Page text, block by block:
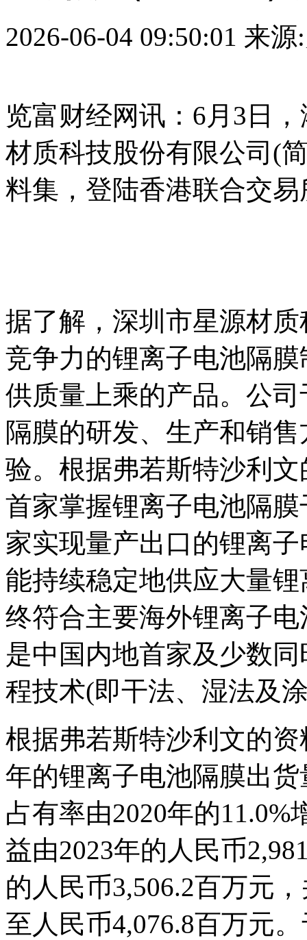
2026-06-04 09:50:01 来源
览富财经网讯：6月3日
材质科技股份有限公司(
料集，登陆香港联合交
据了解，深圳市星源材
竞争力的锂离子电池隔
供质量上乘的产品。公
隔膜的研发、生产和销
验。根据弗若斯特沙利
首家掌握锂离子电池隔
家实现量产出口的锂离
能持续稳定地供应大量
终符合主要海外锂离子
是中国内地首家及少数
程技术(即干法、湿法及
根据弗若斯特沙利文的
年的锂离子电池隔膜出
占有率由2020年的11.0%
益由2023年的人民币
的人民币3,506.2百万元
至人民币4,076.8百万元